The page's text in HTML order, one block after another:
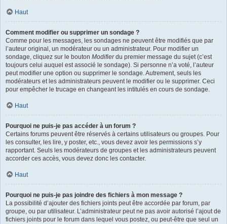
Haut
Comment modifier ou supprimer un sondage ?
Comme pour les messages, les sondages ne peuvent être modifiés que par
l’auteur original, un modérateur ou un administrateur. Pour modifier un
sondage, cliquez sur le bouton Modifierdu premier message du sujet (c’est
toujours celui auquel est associé le sondage). Si personne n’a voté, l’auteur
peut modifier une option ou supprimer le sondage. Autrement, seuls les
modérateurs et les administrateurs peuvent le modifier ou le supprimer. Ceci
pour empêcher le trucage en changeant les intitulés en cours de sondage.
Haut
Pourquoi ne puis-je pas accéder à un forum ?
Certains forums peuvent être réservés à certains utilisateurs ou groupes. Pour
les consulter, les lire, y poster, etc., vous devez avoir les permissions s’y
rapportant. Seuls les modérateurs de groupes et les administrateurs peuvent
accorder ces accès, vous devez donc les contacter.
Haut
Pourquoi ne puis-je pas joindre des fichiers à mon message ?
La possibilité d’ajouter des fichiers joints peut être accordée par forum, par
groupe, ou par utilisateur. L’administrateur peut ne pas avoir autorisé l’ajout de
fichiers joints pour le forum dans lequel vous postez, ou peut-être que seul un